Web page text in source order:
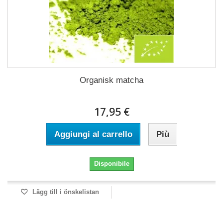
Organisk matcha
17,95 €
Aggiungi al carrello Più
Disponibile
Lägg till i önskelistan